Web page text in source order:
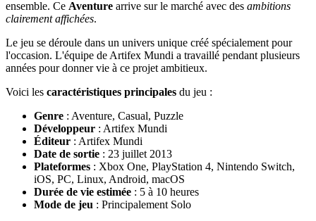
ensemble. Ce Aventure arrive sur le marché avec des ambitions
clairement affichées.
Le jeu se déroule dans un univers unique créé spécialement pour
l'occasion. L'équipe de Artifex Mundi a travaillé pendant plusieurs
années pour donner vie à ce projet ambitieux.
Voici les caractéristiques principales du jeu :
Genre : Aventure, Casual, Puzzle
Développeur : Artifex Mundi
Éditeur : Artifex Mundi
Date de sortie : 23 juillet 2013
Plateformes : Xbox One, PlayStation 4, Nintendo Switch,
iOS, PC, Linux, Android, macOS
Durée de vie estimée : 5 à 10 heures
Mode de jeu : Principalement Solo